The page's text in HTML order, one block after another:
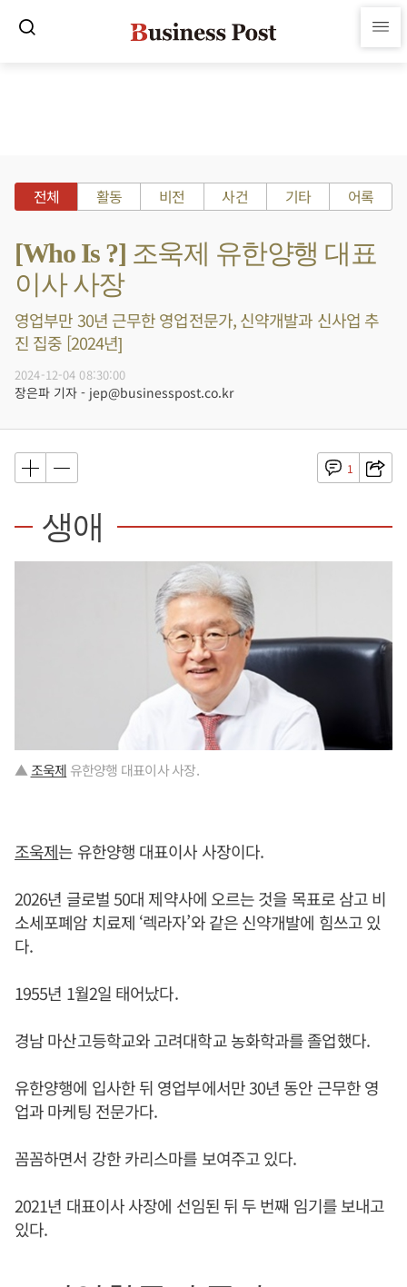
전체 활동 비전 사건 기타 어록
[Who Is ?] 조욱제 유한양행 대표
이사 사장
영업부만 30년 근무한 영업전문가, 신약개발과 신사업 추
진 집중 [2024년]
2024-12-04 08:30:00
장은파 기자 - jep@businesspost.co.kr
1
생애
▲조욱제 유한양행 대표이사 사장.
조욱제는 유한양행 대표이사 사장이다.
2026년 글로벌 50대 제약사에 오르는 것을 목표로 삼고 비
소세포폐암 치료제 ‘렉라자’와 같은 신약개발에 힘쓰고 있
다.
1955년 1월2일 태어났다.
경남 마산고등학교와 고려대학교 농화학과를 졸업했다.
유한양행에 입사한 뒤 영업부에서만 30년 동안 근무한 영
업과 마케팅 전문가다.
꼼꼼하면서 강한 카리스마를 보여주고 있다.
2021년 대표이사 사장에 선임된 뒤 두 번째 임기를 보내고
있다.